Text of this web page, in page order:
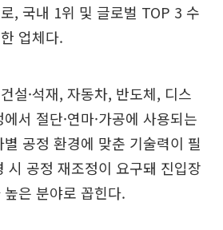
, 국내 1위 및 글로벌 TOP 3 수
업체다.
설·석재, 자동차, 반도체, 디스
서 절단·연마·가공에 사용되는
공정 환경에 맞춘 기술력이 필
시 공정 재조정이 요구돼 진입장
은 분야로 꼽힌다.